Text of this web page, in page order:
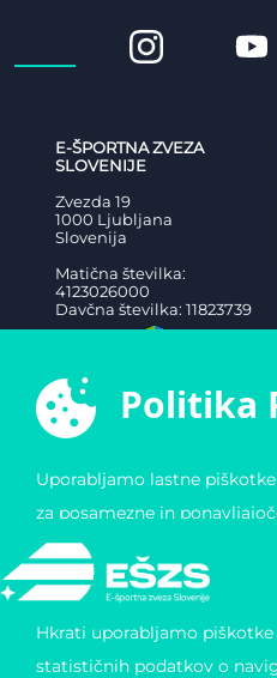
E-ŠPORTNA ZVEZA
SLOVENIJE
Zvezda 19
1000 Ljubljana
Slovenija
Matična številka:
4123026000
Davčna številka: 11823739
Politika
Uporabljamo lastne
za posamezne in
enostavno in varno
naše uporabnike.
Hkrati uporabljamo
statističnih podatkov o